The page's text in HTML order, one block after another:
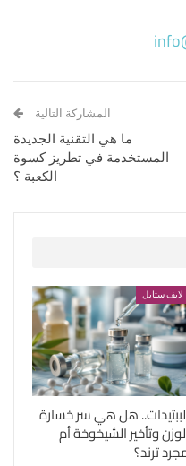
المشاركة التالية
ما هي التقنية الجديدة
المستخدمة في تطريز كسوة
الكعبة ؟
لايف ستايل
هل هي سر خسارة
وتأخير الشيخوخة أم
ترند؟